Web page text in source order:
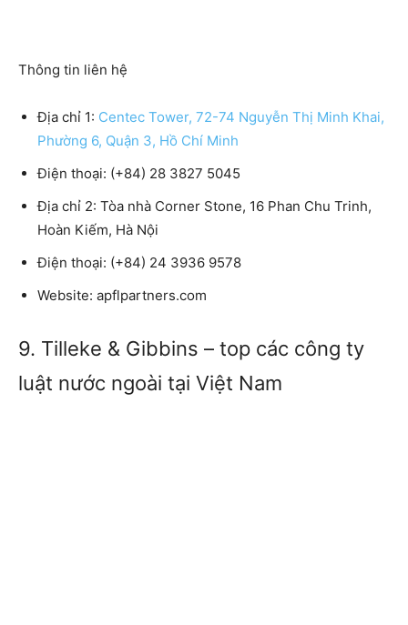
Thông tin liên hệ
Địa chỉ 1: Centec Tower, 72-74 Nguyễn Thị Minh Khai,
Phường 6, Quận 3, Hồ Chí Minh
Điện thoại: (+84) 28 3827 5045
Địa chỉ 2: Tòa nhà Corner Stone, 16 Phan Chu Trinh,
Hoàn Kiếm, Hà Nội
Điện thoại: (+84) 24 3936 9578
Website: apflpartners.com
9. Tilleke & Gibbins – top các công ty
luật nước ngoài tại Việt Nam